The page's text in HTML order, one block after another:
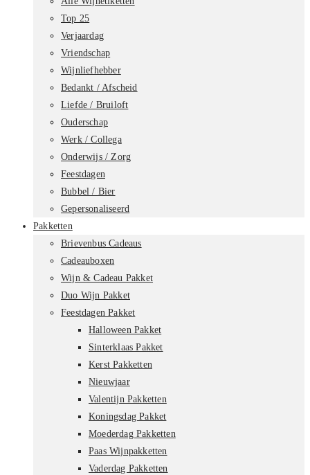
Top 25
Verjaardag
Vriendschap
Wijnliefhebber
Bedankt / Afscheid
Liefde / Bruiloft
Ouderschap
Werk / Collega
Onderwijs / Zorg
Feestdagen
Bubbel / Bier
Gepersonaliseerd
Pakketten
Brievenbus Cadeaus
Cadeauboxen
Wijn & Cadeau Pakket
Duo Wijn Pakket
Feestdagen Pakket
Halloween Pakket
Sinterklaas Pakket
Kerst Pakketten
Nieuwjaar
Valentijn Pakketten
Koningsdag Pakket
Moederdag Pakketten
Paas Wijnpakketten
Vaderdag Pakketten